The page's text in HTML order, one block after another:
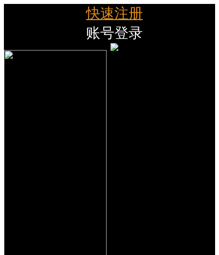
快速注册
账号登录